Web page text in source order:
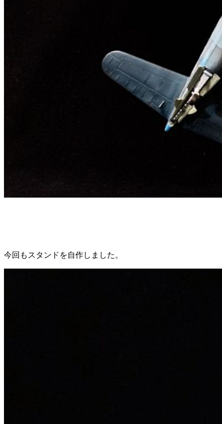
今回もスタンドを自作しました。